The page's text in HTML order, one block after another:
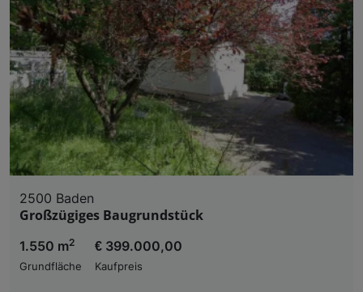
2500 Baden
Großzügiges Baugrundstück
1.550 m2
Grundfläche
€ 399.000,00
Kaufpreis